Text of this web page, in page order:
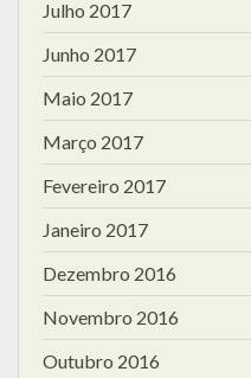
Julho 2017
Junho 2017
Maio 2017
Março 2017
Fevereiro 2017
Janeiro 2017
Dezembro 2016
Novembro 2016
Outubro 2016